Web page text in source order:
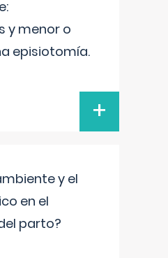
y menor o
episiotomía.
+
y el
en el
parto?